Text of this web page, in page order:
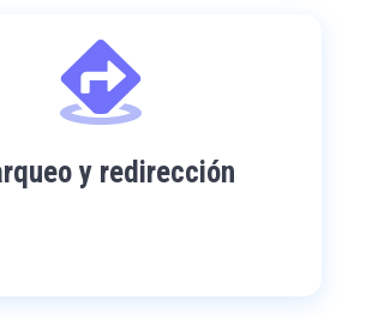
y redirección